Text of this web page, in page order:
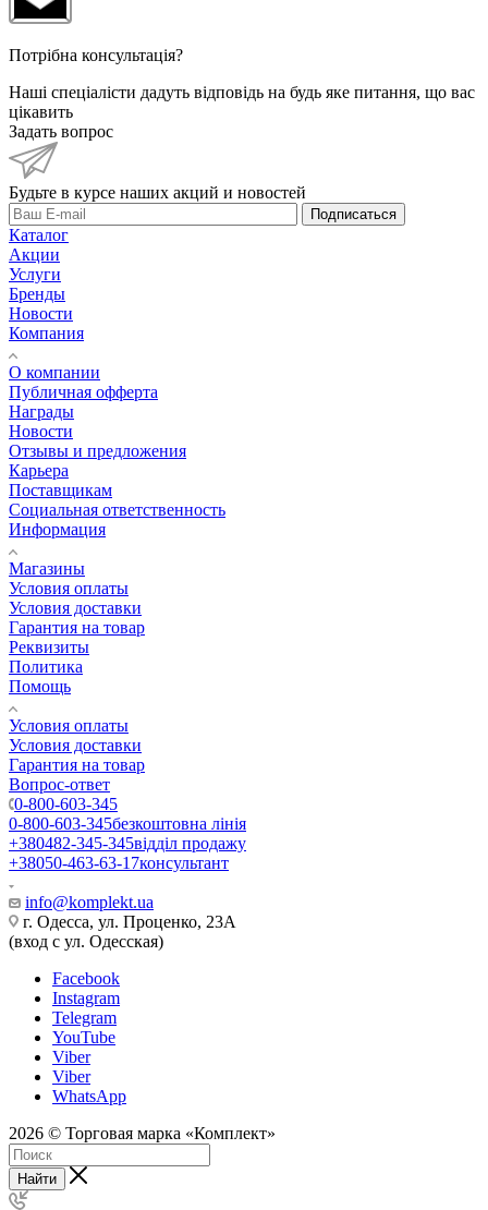
Потрібна консультація?
Наші спеціалісти дадуть відповідь на будь яке питання, що вас
цікавить
Задать вопрос
Будьте в курсе наших акций и новостей
Подписаться
Каталог
Акции
Услуги
Бренды
Новости
Компания
О компании
Публичная офферта
Награды
Новости
Отзывы и предложения
Карьера
Поставщикам
Социальная ответственность
Информация
Магазины
Условия оплаты
Условия доставки
Гарантия на товар
Реквизиты
Политика
Помощь
Условия оплаты
Условия доставки
Гарантия на товар
Вопрос-ответ
0-800-603-345
0-800-603-345безкоштовна лінія
+380482-345-345відділ продажу
+38050-463-63-17консультант
info@komplekt.ua
г. Одесса, ул. Проценко, 23А
(вход с ул. Одесская)
Facebook
Instagram
Telegram
YouTube
Viber
Viber
WhatsApp
2026 © Торговая марка «Комплект»
Найти